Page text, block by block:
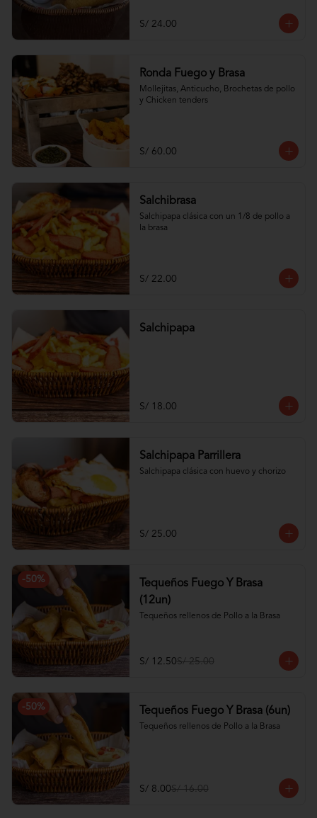
S/ 24.00
Ronda Fuego y Brasa
Mollejitas, Anticucho, Brochetas de pollo
y Chicken tenders
S/ 60.00
Salchibrasa
Salchipapa clásica con un 1/8 de pollo a
la brasa
S/ 22.00
Salchipapa
S/ 18.00
Salchipapa Parrillera
Salchipapa clásica con huevo y chorizo
S/ 25.00
-50%
Tequeños Fuego Y Brasa
(12un)
Tequeños rellenos de Pollo a la Brasa
S/ 12.50S/ 25.00
-50% Tequeños Fuego Y Brasa (6un)
Tequeños rellenos de Pollo a la Brasa
S/ 8.00S/ 16.00